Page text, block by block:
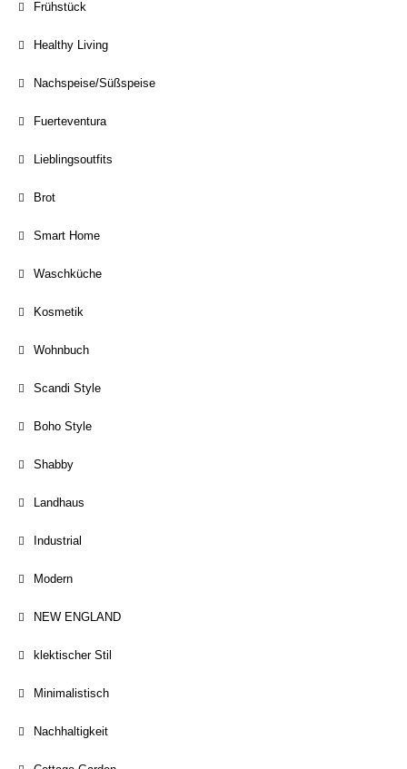
Frühstück
Healthy Living
Nachspeise/Süßspeise
Fuerteventura
Lieblingsoutfits
Brot
Smart Home
Waschküche
Kosmetik
Wohnbuch
Scandi Style
Boho Style
Shabby
Landhaus
Industrial
Modern
NEW ENGLAND
klektischer Stil
Minimalistisch
Nachhaltigkeit